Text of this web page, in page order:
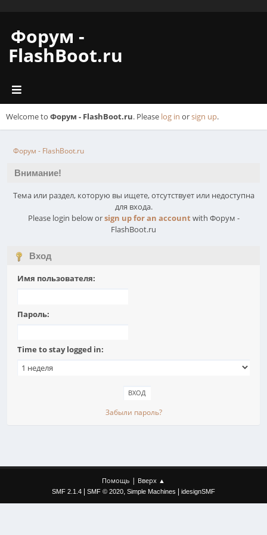
Форум -
FlashBoot.ru
Welcome to Форум - FlashBoot.ru. Please log in orsign up.
Форум - FlashBoot.ru
Внимание!
Тема или раздел, которую вы ищете, отсутствует или недоступна
для входа.
Please login below orsign up for an accountwith Форум -
FlashBoot.ru
Вход
Имя пользователя:
Пароль:
Time to stay logged in:
Забыли пароль?
Помощь | Вверх ▲
SMF 2.1.4 SMF © 2020, Simple Machines idesignSMF